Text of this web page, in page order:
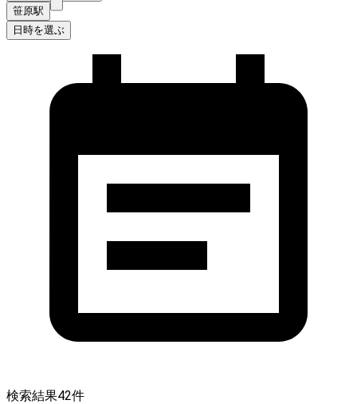
笹原駅
日時を選ぶ
検索結果42件